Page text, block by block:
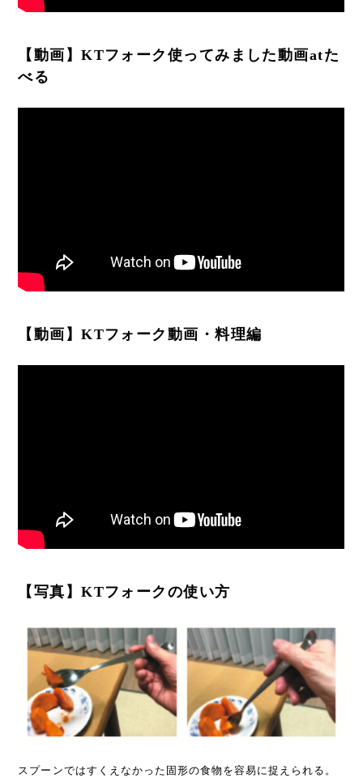
【動画】KTフォーク使ってみました動画atた
べる
【動画】KTフォーク動画・料理編
【写真】KTフォークの使い方
スプーンではすくえなかった固形の食物を容易に捉えられる。